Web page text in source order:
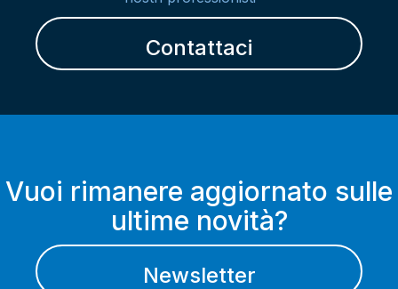
Contattaci
Vuoi rimanere aggiornato sulle
ultime novità?
Newsletter